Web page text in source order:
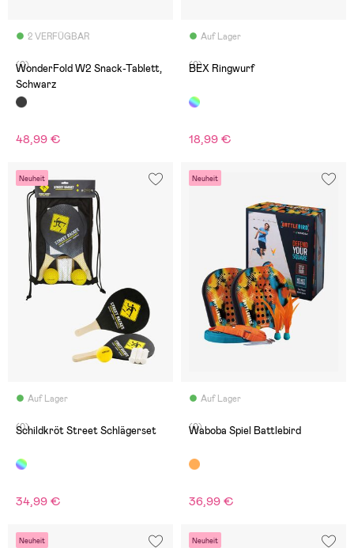
2 VERFÜGBAR
(0)
WonderFold W2 Snack-Tablett,
Schwarz
48,99 €
Auf Lager
(0)
BEX Ringwurf
18,99 €
Neuheit
Auf Lager
(0)
Schildkröt Street Schlägerset
34,99 €
Neuheit
Auf Lager
(0)
Waboba Spiel Battlebird
36,99 €
Neuheit Neuheit